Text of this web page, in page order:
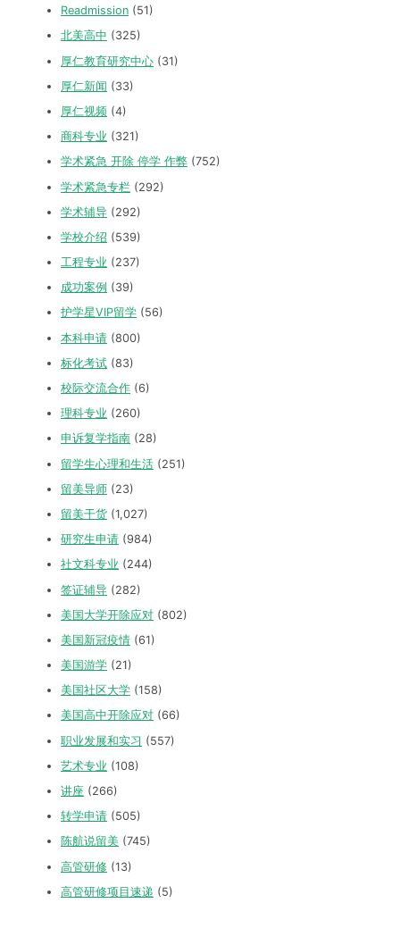
Readmission (51)
北美高中 (325)
厚仁教育研究中心 (31)
厚仁新闻 (33)
厚仁视频 (4)
商科专业 (321)
学术紧急 开除 停学 作弊 (752)
学术紧急专栏 (292)
学术辅导 (292)
学校介绍 (539)
工程专业 (237)
成功案例 (39)
护学星VIP留学 (56)
本科申请 (800)
标化考试 (83)
校际交流合作 (6)
理科专业 (260)
申诉复学指南 (28)
留学生心理和生活 (251)
留美导师 (23)
留美干货 (1,027)
研究生申请 (984)
社文科专业 (244)
签证辅导 (282)
美国大学开除应对 (802)
美国新冠疫情 (61)
美国游学 (21)
美国社区大学 (158)
美国高中开除应对 (66)
职业发展和实习 (557)
艺术专业 (108)
讲座 (266)
转学申请 (505)
陈航说留美 (745)
高管研修 (13)
高管研修项目速递 (5)